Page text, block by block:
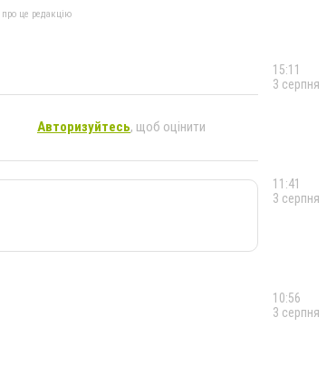
це редакцію
Авторизуйтесь, щоб оцінити
15:11
3 серпня
11:41
3 серпня
10:56
3 серпня